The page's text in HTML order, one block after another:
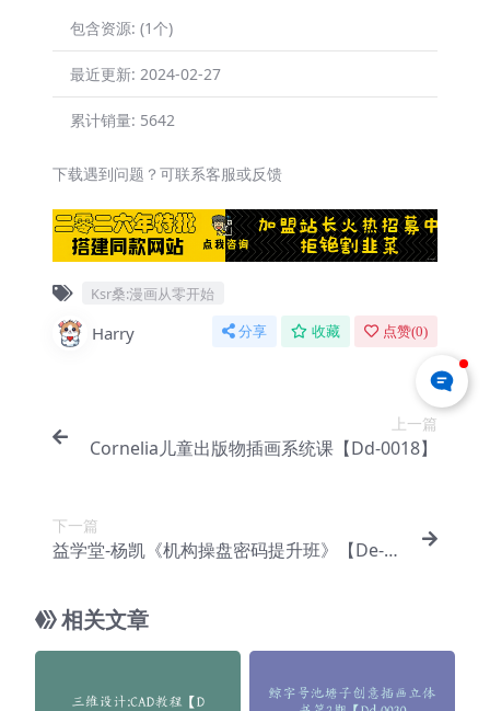
包含资源: (1个)
最近更新: 2024-02-27
累计销量: 5642
下载遇到问题？可联系客服或反馈
Ksr桑:漫画从零开始
Harry 分享 收藏 点赞(0)
上一篇
Cornelia儿童出版物插画系统课【Dd-0018】
下一篇
益学堂-杨凯《机构操盘密码提升班》【De-00
相关文章